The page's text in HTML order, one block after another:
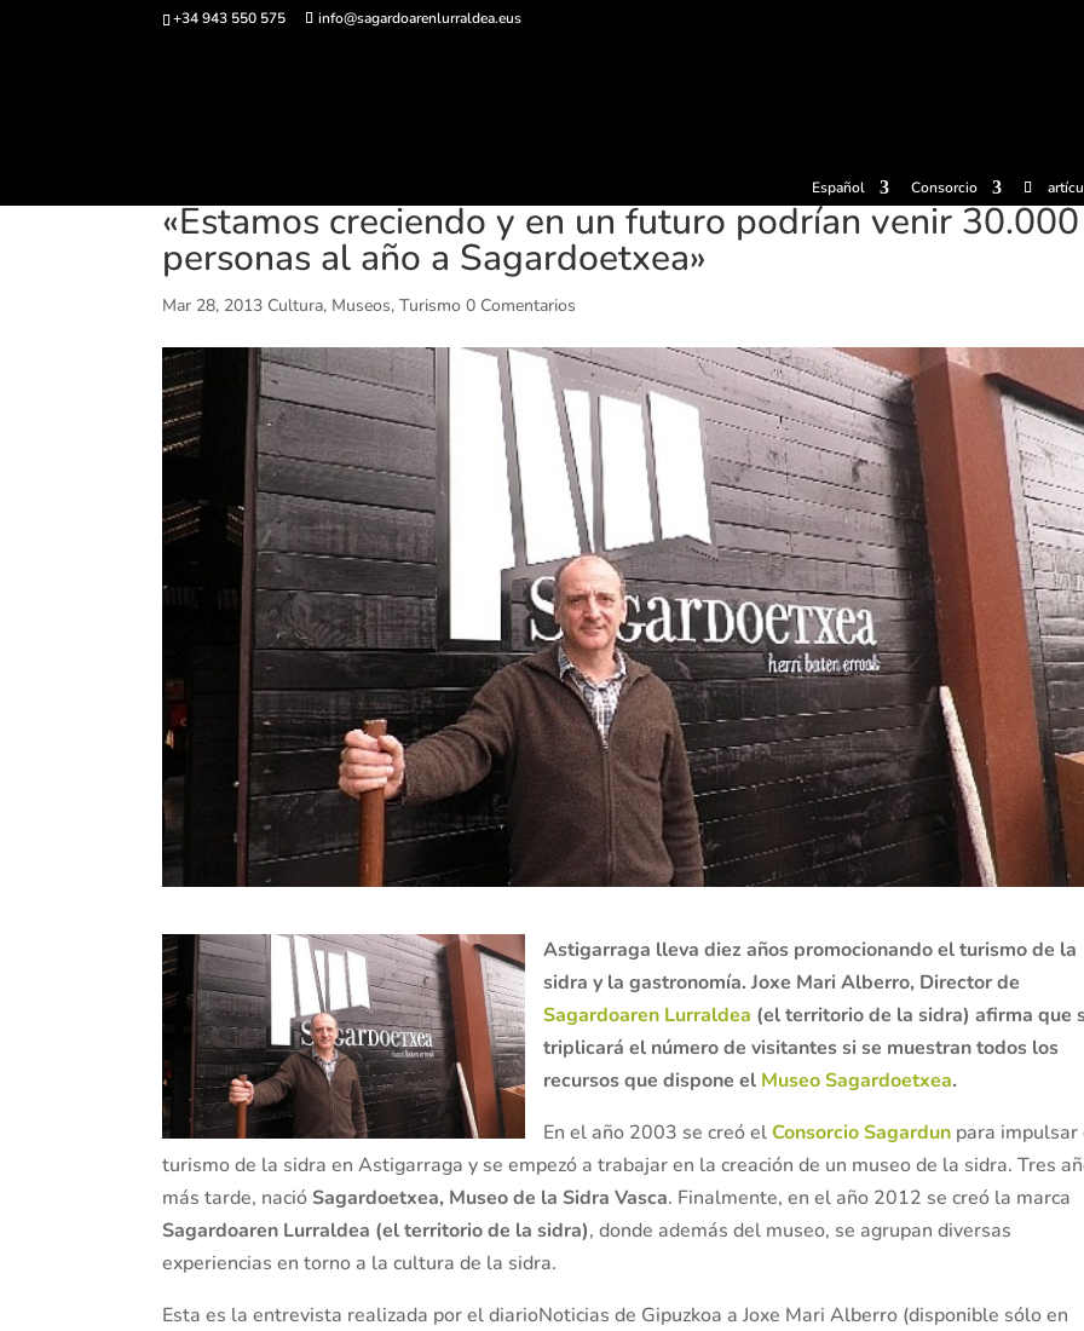
+34 943 550 575 info@sagardoarenlurraldea.eus
Español Consorcio
«Estamos creciendo y en un futuro podrían venir 30.000
personas al año a Sagardoetxea»
Mar 28, 2013 Cultura, Museos,Turismo 0 Comentarios
Astigarraga lleva diez años promocionando el turismo de la
sidra y la gastronomía. Joxe Mari Alberro, Director de
Sagardoaren Lurraldea (el territorio de la sidra) afirma que
triplicará el número de visitantes si se muestran todos los
recursos que dispone el Museo Sagardoetxea.
En el año 2003 se creó elConsorcio Sagardun para impulsar
turismo de la sidra en Astigarraga y se empezó a trabajar en la creación de un museo de la sidra. Tres
más tarde, nació Sagardoetxea, Museo de la Sidra Vasca. Finalmente, en el año 2012 se creó la marca
Sagardoaren Lurraldea (el territorio de la sidra), donde además del museo, se agrupan diversas
experiencias en torno a la cultura de la sidra.
Esta es la entrevista realizada por el diarioNoticias de Gipuzkoa a Joxe Mari Alberro (disponible sólo en